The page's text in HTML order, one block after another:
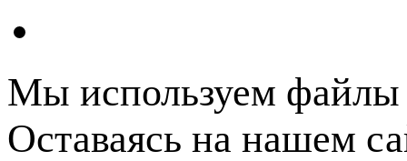
Мы используем файлы
Оставаясь на нашем